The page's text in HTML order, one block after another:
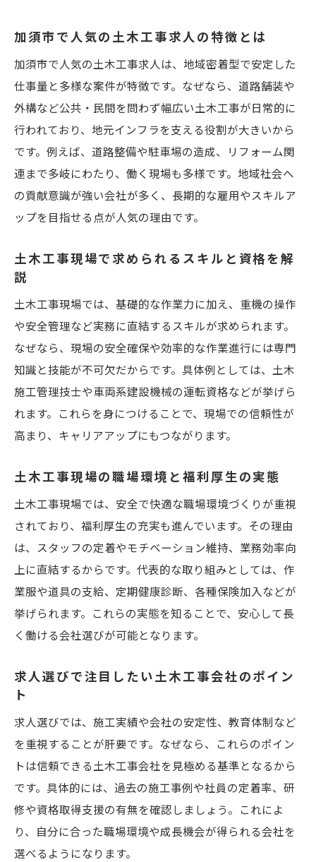
加須市で人気の土木工事求人の特徴とは
加須市で人気の土木工事求人は、地域密着型で安定した
仕事量と多様な案件が特徴です。なぜなら、道路舗装や
外構など公共・民間を問わず幅広い土木工事が日常的に
行われており、地元インフラを支える役割が大きいから
です。例えば、道路整備や駐車場の造成、リフォーム関
連まで多岐にわたり、働く現場も多様です。地域社会へ
の貢献意識が強い会社が多く、長期的な雇用やスキルア
ップを目指せる点が人気の理由です。
土木工事現場で求められるスキルと資格を解
説
土木工事現場では、基礎的な作業力に加え、重機の操作
や安全管理など実務に直結するスキルが求められます。
なぜなら、現場の安全確保や効率的な作業進行には専門
知識と技能が不可欠だからです。具体例としては、土木
施工管理技士や車両系建設機械の運転資格などが挙げら
れます。これらを身につけることで、現場での信頼性が
高まり、キャリアアップにもつながります。
土木工事現場の職場環境と福利厚生の実態
土木工事現場では、安全で快適な職場環境づくりが重視
されており、福利厚生の充実も進んでいます。その理由
は、スタッフの定着やモチベーション維持、業務効率向
上に直結するからです。代表的な取り組みとしては、作
業服や道具の支給、定期健康診断、各種保険加入などが
挙げられます。これらの実態を知ることで、安心して長
く働ける会社選びが可能となります。
求人選びで注目したい土木工事会社のポイン
ト
求人選びでは、施工実績や会社の安定性、教育体制など
を重視することが肝要です。なぜなら、これらのポイン
トは信頼できる土木工事会社を見極める基準となるから
です。具体的には、過去の施工事例や社員の定着率、研
修や資格取得支援の有無を確認しましょう。これによ
り、自分に合った職場環境や成長機会が得られる会社を
選べるようになります。